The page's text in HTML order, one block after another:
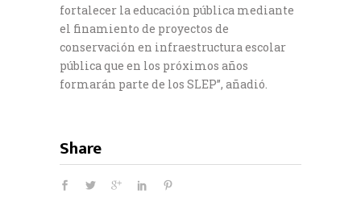
fortalecer la educación pública mediante
el finamiento de proyectos de
conservación en infraestructura escolar
pública que en los próximos años
formarán parte de los SLEP”, añadió.
Share